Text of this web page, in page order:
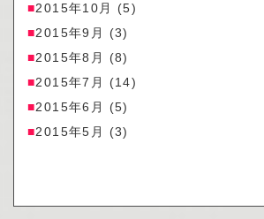
2015年10月
(5)
2015年9月
(3)
2015年8月
(8)
2015年7月
(14)
2015年6月
(5)
2015年5月
(3)